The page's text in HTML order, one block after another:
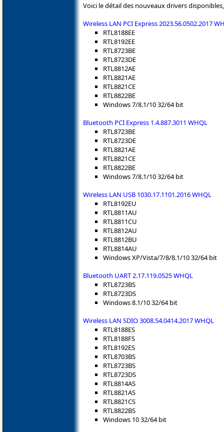
Voici le détail des nouveaux drivers
Wireless LAN PCI Express 2023.56.0502.2017
RTL8188EE
RTL8192EE
RTL8723BE
RTL8723DE
RTL8812AE
RTL8821AE
RTL8821CE
RTL8822BE
Windows 7/8.1/10 32/64 bit
Bluetooth PCI Express 1.4.887.3011 WHQL
RTL8723BE
RTL8723DE
RTL8821AE
RTL8821CE
RTL8822BE
Windows 7/8.1/10 32/64 bit
Wireless LAN USB 1030.17.1101.2016 WHQL
RTL8192EU
RTL8811AU
RTL8811CU
RTL8812AU
RTL8812BU
RTL8814AU
Windows XP/Vista/7/8/8.1/10 32/64 bit
Bluetooth UART 2.17.119.0525 WHQL
RTL8723BS
RTL8723DS
Windows 8.1/10 32/64 bit
Wireless LAN SDIO 3008.54.0414.2017 WHQL
RTL8188ES
RTL8188FS
RTL8192ES
RTL8703BS
RTL8723BS
RTL8723DS
RTL8814AS
RTL8821AS
RTL8821CS
RTL8822BS
Windows 10 32/64 bit